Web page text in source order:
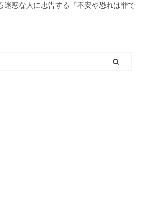
迷惑な人に忠告する『不安や恐れは罪で